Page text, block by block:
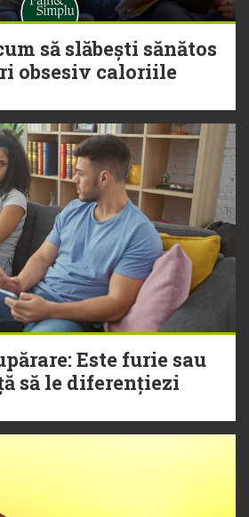
să slăbești sănătos
obsesiv caloriile
Este furie sau
să le diferențiezi